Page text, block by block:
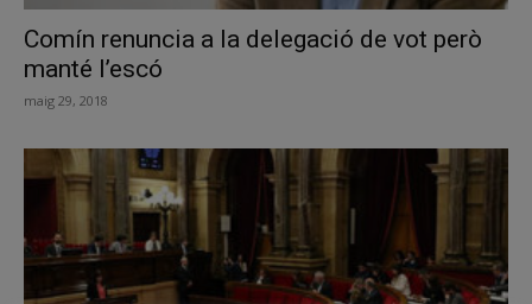
Comín renuncia a la delegació de vot però
manté l’escó
maig 29, 2018